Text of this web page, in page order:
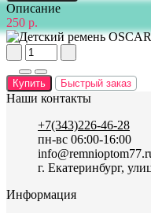
Описание
250 р.
Купить Быстрый заказ
Наши контакты
+7(343)226-46-28
пн-вс 06:00-16:00
г. Екатеринбург,
Информация